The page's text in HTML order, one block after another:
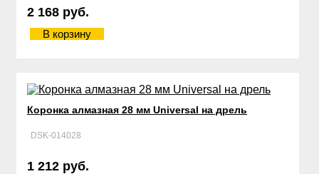
2 168 руб.
В корзину
Коронка алмазная 28 мм Universal на дрель
DSK-014028
1 212 руб.